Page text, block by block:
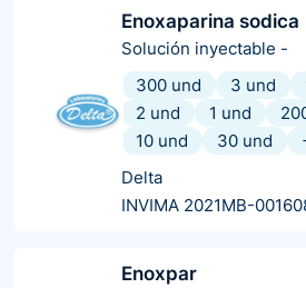
Enoxaparina sodica
Solución inyectable -
300 und
3 und
2 und
1 und
10 und
30 und
Delta
INVIMA 2021MB-
Enoxpar